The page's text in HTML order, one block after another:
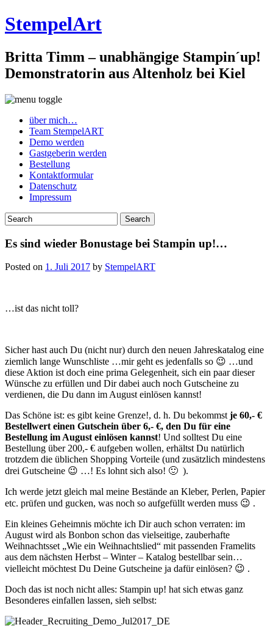
StempelArt
Britta Timm – unabhängige Stampin´up!
Demonstratorin aus Altenholz bei Kiel
über mich…
Team StempelART
Demo werden
Gastgeberin werden
Bestellung
Kontaktformular
Datenschutz
Impressum
Es sind wieder Bonustage bei Stampin up!…
Posted on 1. Juli 2017 by StempelART
…ist das nicht toll?
Sicher hast auch Du (nicht nur) durch den neuen Jahreskatalog eine
ziemlich lange Wunschliste …mir geht es jedenfalls so 😉 …und
diese Aktion ist doch eine prima Gelegenheit, sich ein paar dieser
Wünsche zu erfüllen und Dir dabei auch noch Gutscheine zu
verdienen, die Du dann im August einlösen kannst!
Das Schöne ist: es gibt keine Grenze!, d. h. Du bekommst je 60,- €
Bestellwert einen Gutschein über 6,- €, den Du für eine
Bestellung im August einlösen kannst! Und solltest Du eine
Bestellung über 200,- € aufgeben wollen, erhältst Du natürlich
trotzdem die üblichen Shopping Vorteile (und zusätzlich mindestens
drei Gutscheine 😉 …! Es lohnt sich also! 🙂 ).
Ich werde jetzt gleich mal meine Bestände an Kleber, Perlen, Papier
etc. prüfen und gucken, was noch so aufgefüllt werden muss 😉 .
Ein kleines Geheimnis möchte ich Dir auch schon verraten: im
August wird als Bonbon schon das vielseitige, zauberhafte
Weihnachtsset „Wie ein Weihnachtslied“ mit passenden Framelits
aus dem nächsten Herbst – Winter – Katalog bestellbar sein…
vielleicht möchtest Du Deine Gutscheine ja dafür einlösen? 😉 .
Doch das ist noch nicht alles: Stampin up! hat sich etwas ganz
Besonderes einfallen lassen, sieh selbst: